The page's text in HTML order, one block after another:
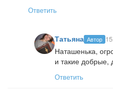
Ответить
Татьяна Автор
Наташенька,
и такие добрые,
Ответить